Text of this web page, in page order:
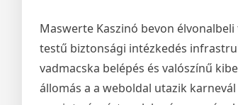
Maswerte Kaszinó bevon
testű biztonsági intézkedés
vadmacska belépés és valószínű
állomás a a weboldal utazik